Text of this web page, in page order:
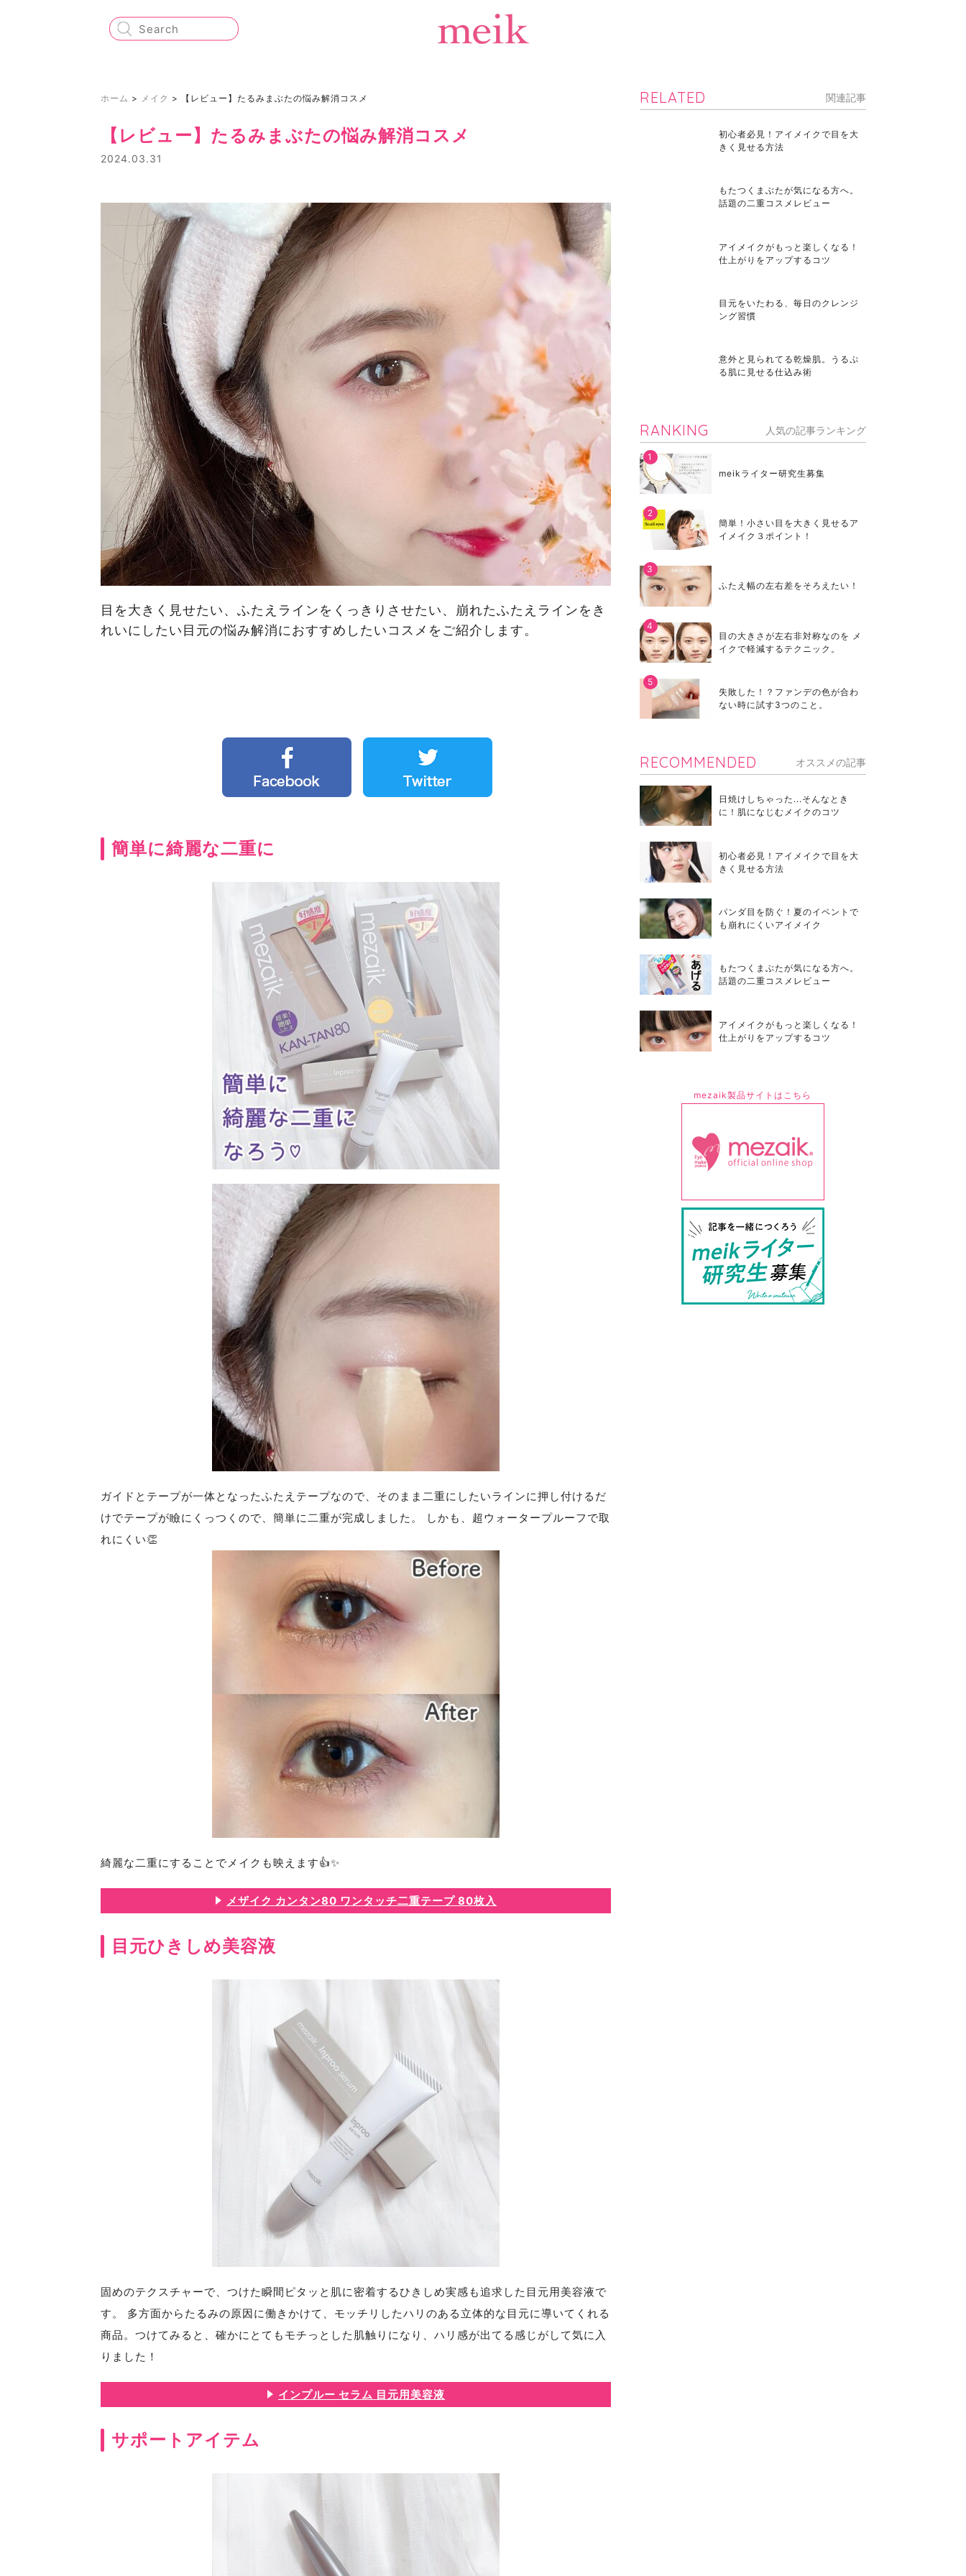
ホーム > メイク > 【レビュー】たるみまぶたの悩み解消コスメ
【レビュー】たるみまぶたの悩み解消コスメ
2024.03.31
目を大きく見せたい、ふたえラインをくっきりさせたい、崩れたふたえラインをき
れいにしたい目元の悩み解消におすすめしたいコスメをご紹介します。
簡単に綺麗な二重に
ガイドとテープが一体となったふたえテープなので、そのまま二重にしたいラインに押し付けるだ
けでテープが瞼にくっつくので、簡単に二重が完成しました。 しかも、超ウォータープルーフで取
れにくい👏
綺麗な二重にすることでメイクも映えます👍✨
メザイク カンタン80 ワンタッチ二重テープ 80枚入
目元ひきしめ美容液
固めのテクスチャーで、つけた瞬間ピタッと肌に密着するひきしめ実感も追求した目元用美容液で
す。 多方面からたるみの原因に働きかけて、モッチリしたハリのある立体的な目元に導いてくれる
商品。つけてみると、確かにとてもモチっとした肌触りになり、ハリ感が出てる感じがして気に入
りました！
インプルー セラム 目元用美容液
サポートアイテム
RELATED 関連記事
初心者必見！アイメイクで目を大
きく見せる方法
もたつくまぶたが気になる方へ。
話題の二重コスメレビュー
アイメイクがもっと楽しくなる！
仕上がりをアップするコツ
目元をいたわる、毎日のクレンジ
ング習慣
意外と見られてる乾燥肌。うるぷ
る肌に見せる仕込み術
RANKING 人気の記事ランキング
meikライター研究生募集
簡単！小さい目を大きく見せるア
イメイク３ポイント！
ふたえ幅の左右差をそろえたい！
目の大きさが左右非対称なのを メ
イクで軽減するテクニック。
失敗した！？ファンデの色が合わ
ない時に試す3つのこと。
RECOMMENDED オススメの記事
日焼けしちゃった...そんなとき
に！肌になじむメイクのコツ
初心者必見！アイメイクで目を大
きく見せる方法
パンダ目を防ぐ！夏のイベントで
も崩れにくいアイメイク
もたつくまぶたが気になる方へ。
話題の二重コスメレビュー
アイメイクがもっと楽しくなる！
仕上がりをアップするコツ
mezaik製品サイトはこちら